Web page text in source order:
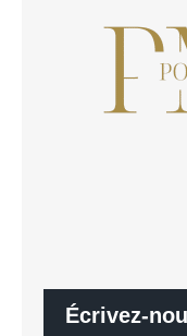
Écrivez-